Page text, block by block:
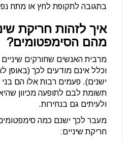
בתגובה לתקופת לחץ או מתח
איך לזהות חריקת
מהם הסימפטומים?
מרבית האנשים שחורקים
וכלל אינם מודעים לכך (באופן
ישנים). פעמים רבות אלו הם
תשומת לבם לתופעה מכיוון שהיא
ולעיתים גם בנחירות.
מעבר לכך ישנם כמה
חריקת שיניים: